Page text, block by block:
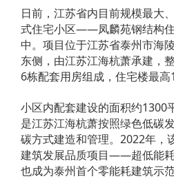
日前，江苏省内目前规模最大
式住宅小区——凤麟苑钢结构
中。项目位于江苏省泰州市海
东侧，由江苏江海杭萧承建，
6栋配套用房组成，住宅楼最高
小区内配套建设的面积约1300
是江苏江海杭萧按照绿色低碳
碳方式建造和管理。2022年，
建筑发展品质项目——超低能耗
也成为泰州首个零能耗建筑示范